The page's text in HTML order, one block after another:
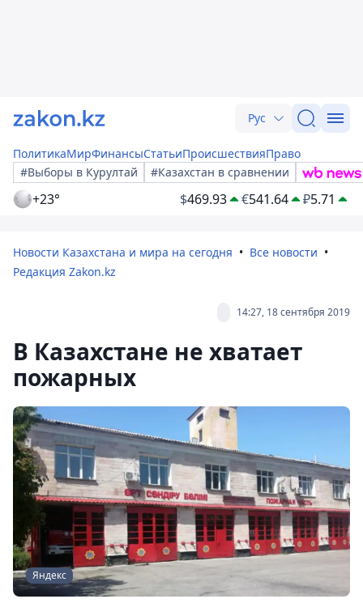
Рус
ПолитикаМирФинансыСтатьиПроисшествияПраво
#Выборы в Курултай
#Казахстан в сравнении
+23° $469.93 €541.64 ₽5.71
Новости Казахстана и мира на сегодня
Все новости
Редакция Zakon.kz
14:27, 18 сентября 2019
В Казахстане не хватает
пожарных
Яндекс